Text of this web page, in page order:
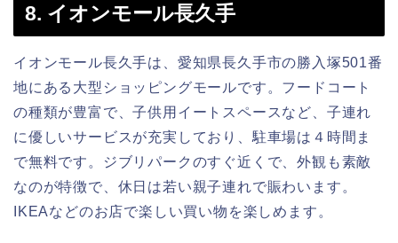
8. イオンモール長久手
イオンモール長久手は、愛知県長久手市の勝入塚501番
地にある大型ショッピングモールです。フードコート
の種類が豊富で、子供用イートスペースなど、子連れ
に優しいサービスが充実しており、駐車場は４時間ま
で無料です。ジブリパークのすぐ近くで、外観も素敵
なのが特徴で、休日は若い親子連れで賑わいます。
IKEAなどのお店で楽しい買い物を楽しめます。